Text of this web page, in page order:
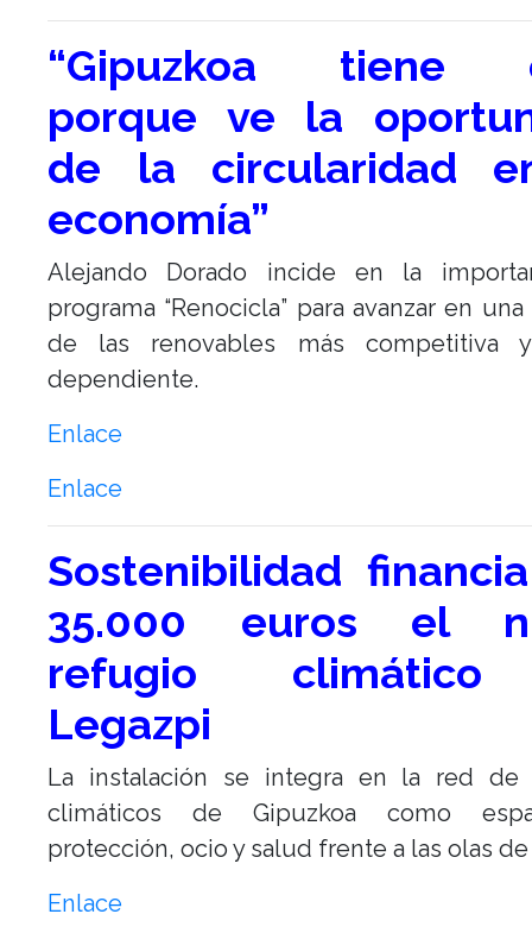
“Gipuzkoa tiene
porque ve la
de la circularidad
economía”
Alejando Dorado incide en la
programa “Renocicla” para avanzar en
de las renovables más competitiva
dependiente.
Enlace
Enlace
Sostenibilidad
35.000 euros el
refugio
Legazpi
La instalación se integra en la red de
climáticos de Gipuzkoa como
protección, ocio y salud frente a las olas de
Enlace